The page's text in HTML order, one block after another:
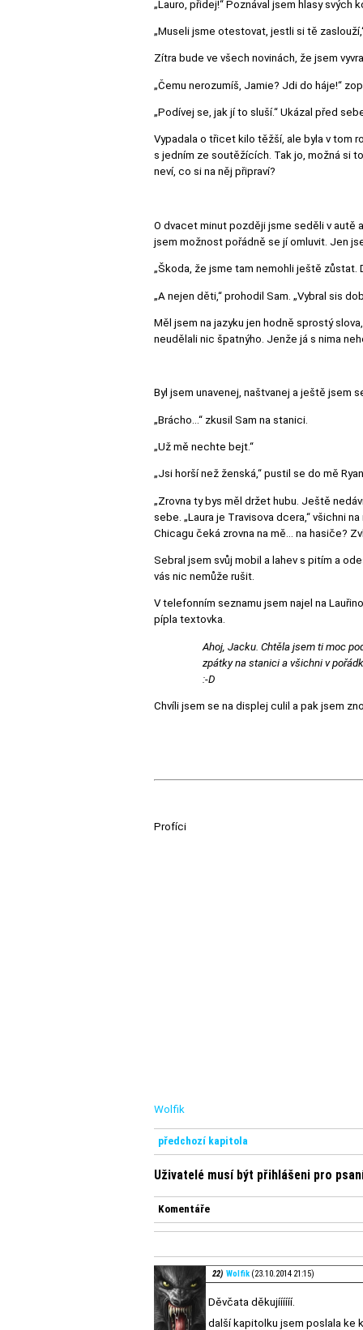
„Lauro, přidej!“ Poznával jsem hlasy svých
„Museli jsme otestovat, jestli si tě
Zítra bude ve všech novinách, že jsem
„Čemu nerozumíš, Jamie? Jdi do háje!“
„Podívej se, jak jí to sluší.“ Ukázal před
Vypadala o třicet kilo těžší, ale byla v tom
s jedním ze soutěžících. Tak jo, možná si
neví, co si na něj připraví?
O dvacet minut později jsme seděli v autě
jsem možnost pořádně se jí omluvit. Jen
„Škoda, že jsme tam nemohli ještě zůstat.
„A nejen děti,“ prohodil Sam. „Vybral sis
Měl jsem na jazyku jen hodně sprostý
neudělali nic špatnýho. Jenže já s nima
Byl jsem unavenej, naštvanej a ještě jsem
„Brácho…“ zkusil Sam na stanici.
„Už mě nechte bejt.“
„Jsi horší než ženská,“ pustil se do mě
„Zrovna ty bys měl držet hubu. Ještě
sebe. „Laura je Travisova dcera,“ všichni
Chicagu čeká zrovna na mě… na hasiče?
Sebral jsem svůj mobil a lahev s pitím a
vás nic nemůže rušit.
V telefonním seznamu jsem najel na
pípla textovka.
Ahoj, Jacku. Chtěla jsem ti moc
zpátky na stanici a všichni v
:-D
Chvíli jsem se na displej culil a pak jsem
Profíci
Wolfik
předchozí kapitola
Uživatelé musí být přihlášeni pro
Komentáře
22) Wolfik (23.10.2014 21:15)
Děvčata děkujíííííí.
další kapitolku jsem poslala ke